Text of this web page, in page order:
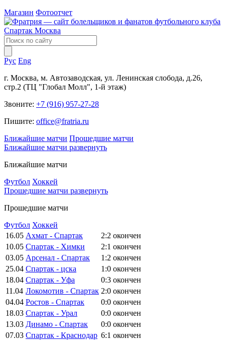
Магазин Фотоотчет
Рус Eng
г. Москва, м. Автозаводская, ул. Ленинская слобода, д.26,
стр.2 (ТЦ "Глобал Молл", 1-й этаж)
Звоните: +7 (916) 957-27-28
Пишите: office@fratria.ru
Ближайшие матчи Прошедшие матчи
Ближайшие матчи развернуть
Ближайшие матчи
Футбол Хоккей
Прошедшие матчи развернуть
Прошедшие матчи
Футбол Хоккей
16.05 Ахмат - Спартак 2:2 окончен
10.05 Спартак - Химки 2:1 окончен
03.05 Арсенал - Спартак 1:2 окончен
25.04 Спартак - цска 1:0 окончен
18.04 Спартак - Уфа 0:3 окончен
11.04 Локомотив - Спартак 2:0 окончен
04.04 Ростов - Спартак 0:0 окончен
18.03 Спартак - Урал 0:0 окончен
13.03 Динамо - Спартак 0:0 окончен
07.03 Спартак - Краснодар 6:1 окончен